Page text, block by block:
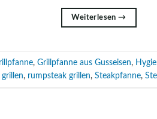
Weiterlesen→
, Grillpfanne aus Gusseisen,
, rumpsteak grillen, Steakpfanne,